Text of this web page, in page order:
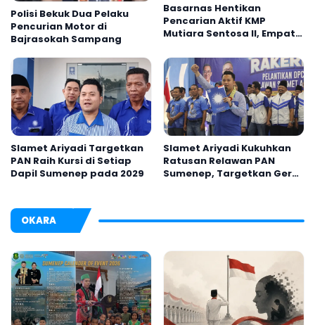
Polisi Bekuk Dua Pelaku
Pencurian Motor di
Bajrasokah Sampang
Basarnas Hentikan
Pencarian Aktif KMP
Mutiara Sentosa II, Empat
Slamet Ariyadi Targetkan
PAN Raih Kursi di Setiap
Dapil Sumenep pada 2029
Slamet Ariyadi Kukuhkan
Ratusan Relawan PAN
Sumenep, Targetkan Gerak
OKARA